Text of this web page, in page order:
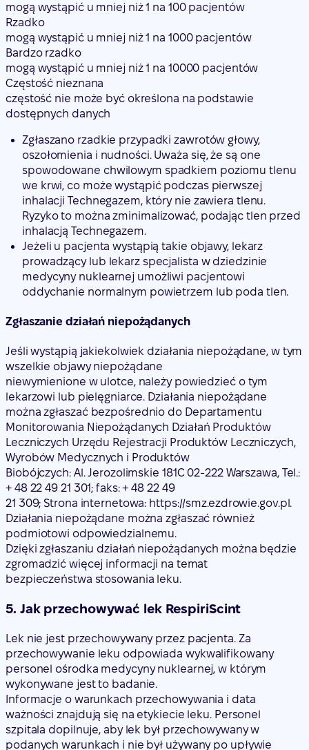
mogą wystąpić u mniej niż 1 na 100 pacjentów
Rzadko
mogą wystąpić u mniej niż 1 na 1000 pacjentów
Bardzo rzadko
mogą wystąpić u mniej niż 1 na 10000 pacjentów
Częstość nieznana
częstość nie może być określona na podstawie
dostępnych danych
Zgłaszano rzadkie przypadki zawrotów głowy,
oszołomienia i nudności. Uważa się, że są one
spowodowane chwilowym spadkiem poziomu tlenu
we krwi, co może wystąpić podczas pierwszej
inhalacji Technegazem, który nie zawiera tlenu.
Ryzyko to można zminimalizować, podając tlen przed
inhalacją Technegazem.
Jeżeli u pacjenta wystąpią takie objawy, lekarz
prowadzący lub lekarz specjalista w dziedzinie
medycyny nuklearnej umożliwi pacjentowi
oddychanie normalnym powietrzem lub poda tlen.
Zgłaszanie działań niepożądanych
Jeśli wystąpią jakiekolwiek działania niepożądane, w tym
wszelkie objawy niepożądane
niewymienione w ulotce, należy powiedzieć o tym
lekarzowi lub pielęgniarce. Działania niepożądane
można zgłaszać bezpośrednio do Departamentu
Monitorowania Niepożądanych Działań Produktów
Leczniczych Urzędu Rejestracji Produktów Leczniczych,
Wyrobów Medycznych i Produktów
Biobójczych: Al. Jerozolimskie 181C 02-222 Warszawa, Tel.:
+ 48 22 49 21 301; faks: + 48 22 49
21 309; Strona internetowa: https://smz.ezdrowie.gov.pl.
Działania niepożądane można zgłaszać również
podmiotowi odpowiedzialnemu.
Dzięki zgłaszaniu działań niepożądanych można będzie
zgromadzić więcej informacji na temat
bezpieczeństwa stosowania leku.
5. Jak przechowywać lek RespiriScint
Lek nie jest przechowywany przez pacjenta. Za
przechowywanie leku odpowiada wykwalifikowany
personel ośrodka medycyny nuklearnej, w którym
wykonywane jest to badanie.
Informacje o warunkach przechowywania i data
ważności znajdują się na etykiecie leku. Personel
szpitala dopilnuje, aby lek był przechowywany w
podanych warunkach i nie był używany po upływie